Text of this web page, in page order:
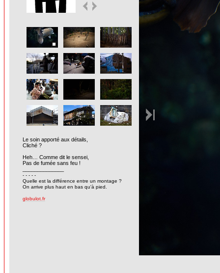
Le soin apporté aux détails,
Cliché ?
Heh… Comme dit le sensei,
Pas de fumée sans feu !
- - - - -
Quelle est la différence entre un montage ?
On arrive plus haut en bas qu'à pied.
globulot.fr